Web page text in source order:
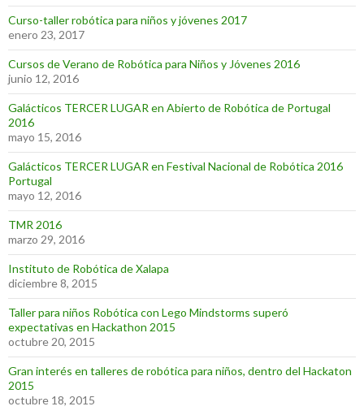
Curso-taller robótica para niños y jóvenes 2017
enero 23, 2017
Cursos de Verano de Robótica para Niños y Jóvenes 2016
junio 12, 2016
Galácticos TERCER LUGAR en Abierto de Robótica de Portugal
2016
mayo 15, 2016
Galácticos TERCER LUGAR en Festival Nacional de Robótica 2016
Portugal
mayo 12, 2016
TMR 2016
marzo 29, 2016
Instituto de Robótica de Xalapa
diciembre 8, 2015
Taller para niños Robótica con Lego Mindstorms superó
expectativas en Hackathon 2015
octubre 20, 2015
Gran interés en talleres de robótica para niños, dentro del Hackaton
2015
octubre 18, 2015